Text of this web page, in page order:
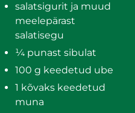
salatsigurit ja muud
meelepärast
salatisegu
¼ punast sibulat
100 g keedetud ube
1 kõvaks keedetud
muna